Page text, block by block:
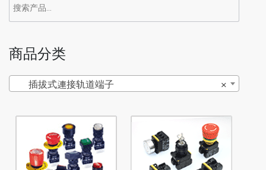
商品分类
×
插拔式連接轨道端子